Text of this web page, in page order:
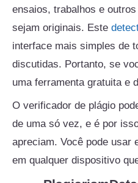
ensaios, trabalhos e
sejam originais. Este
interface mais simples de
discutidas. Portanto, se
uma ferramenta gratuita e
O verificador de plágio
de uma só vez, e é por
apreciam. Você pode usar
em qualquer dispositivo